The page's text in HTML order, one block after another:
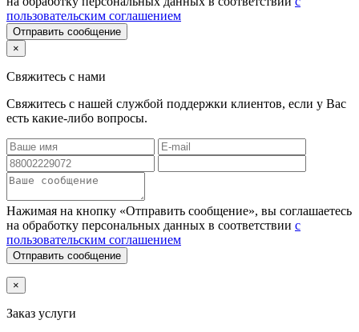
пользовательским соглашением
Отправить сообщение
×
Свяжитесь с нами
Свяжитесь с нашей службой поддержки клиентов, если у Вас
есть какие-либо вопросы.
Нажимая на кнопку «Отправить сообщение», вы соглашаетесь
на обработку персональных данных в соответствии с
пользовательским соглашением
Отправить сообщение
×
Заказ услуги